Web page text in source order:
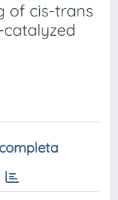
of cis-trans